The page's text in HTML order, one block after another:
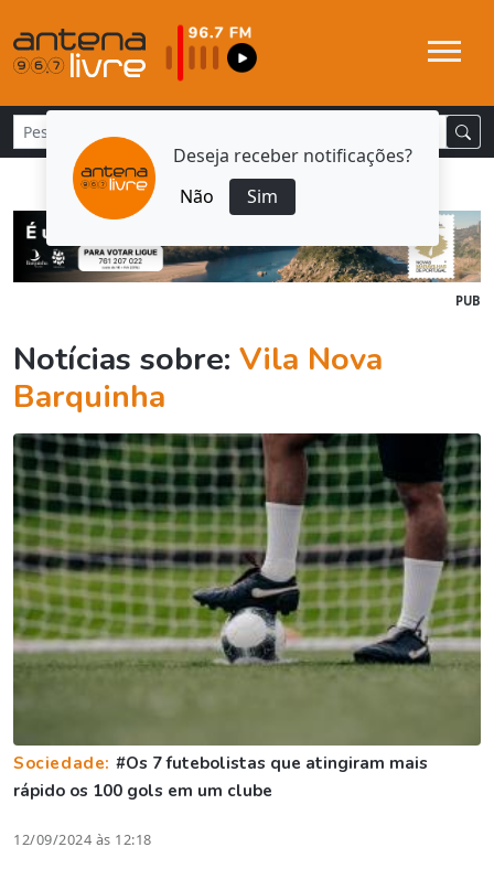
Deseja receber notificações?
Não
Sim
PUB
Notícias sobre: Vila Nova
Barquinha
Sociedade: #Os 7 futebolistas que atingiram mais
rápido os 100 gols em um clube
12/09/2024 às 12:18